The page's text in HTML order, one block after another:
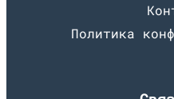
Политика